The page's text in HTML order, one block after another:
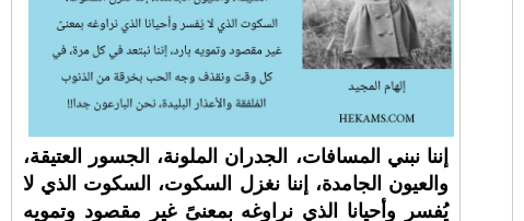
إننا نبني المسافات، الجدران الملونة، الجسور العتيقة،
والعيون الجامدة، إننا نغزل السكوت، السكوت الذي لا
يُفسر وأحيانا الذي نراوغه بمعنىً غير مقصود وتمويه